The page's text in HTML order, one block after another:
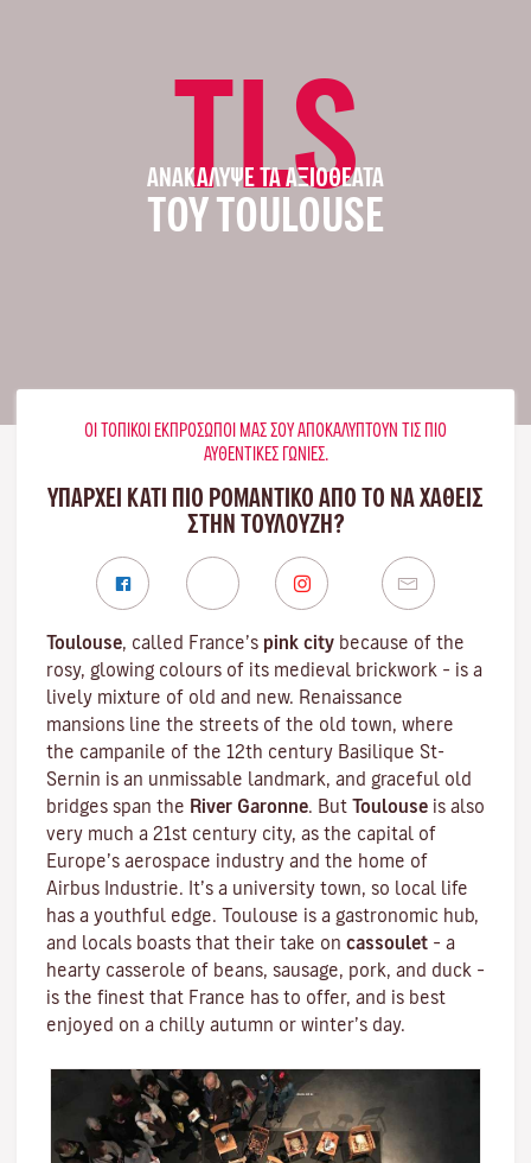
TLS
ΑΝΑΚΆΛΥΨΕ ΤΑ ΑΞΙΟΘΈΑΤΑ
ΤΟΥ TOULOUSE
ΟΙ ΤΟΠΙΚΟΊ ΕΚΠΡΌΣΩΠΟΊ ΜΑΣ ΣΟΥ ΑΠΟΚΑΛΎΠΤΟΥΝ ΤΙΣ ΠΙΟ
ΑΥΘΕΝΤΙΚΈΣ ΓΩΝΙΈΣ.
ΥΠΑΡΧΕΙ ΚΑΤΙ ΠΙΟ ΡΟΜΑΝΤΙΚΟ ΑΠΟ ΤΟ ΝΑ ΧΑΘΕΙΣ
ΣΤΗΝ ΤΟΥΛΟΎΖΗ?
Toulouse, called France’s pink city because of the
rosy, glowing colours of its medieval brickwork – is a
lively mixture of old and new. Renaissance
mansions line the streets of the old town, where
the campanile of the 12th century Basilique St-
Sernin is an unmissable landmark, and graceful old
bridges span the River Garonne. But Toulouse is also
very much a 21st century city, as the capital of
Europe’s aerospace industry and the home of
Airbus Industrie. It’s a university town, so local life
has a youthful edge. Toulouse is a gastronomic hub,
and locals boasts that their take on cassoulet – a
hearty casserole of beans, sausage, pork, and duck –
is the finest that France has to offer, and is best
enjoyed on a chilly autumn or winter’s day.